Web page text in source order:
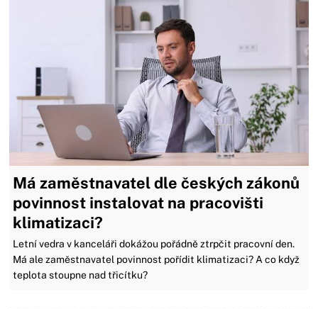
Má zaměstnavatel dle českých zákonů
povinnost instalovat na pracovišti
klimatizaci?
Letní vedra v kanceláři dokážou pořádně ztrpčit pracovní den.
Má ale zaměstnavatel povinnost pořídit klimatizaci? A co když
teplota stoupne nad třicítku?